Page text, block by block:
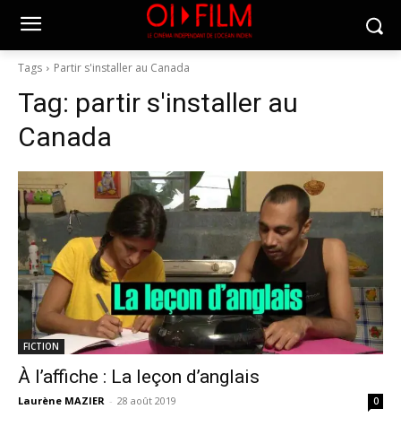
Tags Partir s'installer au Canada
Tag: partir s'installer au
Canada
FICTION
À l’affiche : La leçon d’anglais
Laurène MAZIER - 28 août 2019 0